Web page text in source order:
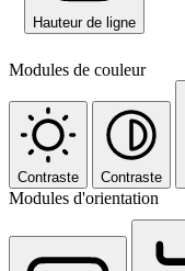
Hauteur de ligne
Modules de couleur
Contraste Contraste
Modules d'orientation